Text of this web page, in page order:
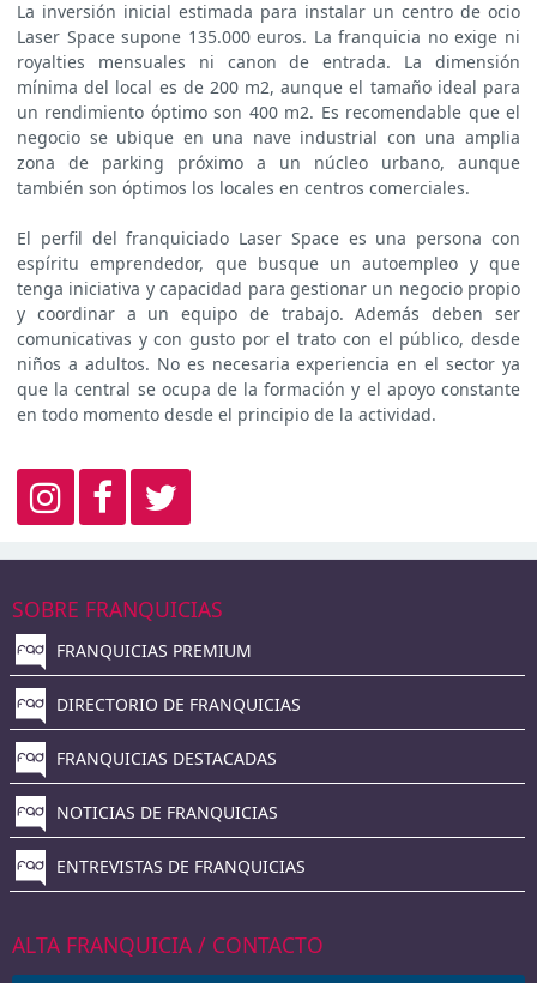
La inversión inicial estimada para instalar un centro de ocio
Laser Space supone 135.000 euros. La franquicia no exige ni
royalties mensuales ni canon de entrada. La dimensión
mínima del local es de 200 m2, aunque el tamaño ideal para
un rendimiento óptimo son 400 m2. Es recomendable que el
negocio se ubique en una nave industrial con una amplia
zona de parking próximo a un núcleo urbano, aunque
también son óptimos los locales en centros comerciales.
El perfil del franquiciado Laser Space es una persona con
espíritu emprendedor, que busque un autoempleo y que
tenga iniciativa y capacidad para gestionar un negocio propio
y coordinar a un equipo de trabajo. Además deben ser
comunicativas y con gusto por el trato con el público, desde
niños a adultos. No es necesaria experiencia en el sector ya
que la central se ocupa de la formación y el apoyo constante
en todo momento desde el principio de la actividad.
SOBRE FRANQUICIAS
FRANQUICIAS PREMIUM
DIRECTORIO DE FRANQUICIAS
FRANQUICIAS DESTACADAS
NOTICIAS DE FRANQUICIAS
ENTREVISTAS DE FRANQUICIAS
ALTA FRANQUICIA / CONTACTO